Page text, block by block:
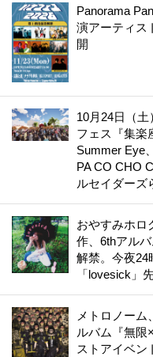
Panorama
演アーティス
開
10月24日（
フェス『集楽
Summer Eye
PA CO CHO
ルセイダーズ
おやすみホロ
作、6thアル
解禁。今夜24
「lovesick」
メトロノー
ルバム『無限
ストアイベン